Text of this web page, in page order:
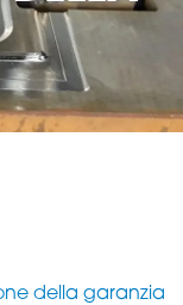
della garanzia